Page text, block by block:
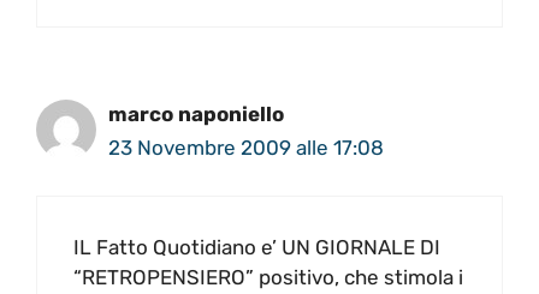
marco naponiello
23 Novembre 2009 alle 17:08
IL Fatto Quotidiano e’ UN GIORNALE DI
“RETROPENSIERO” positivo, che stimola i